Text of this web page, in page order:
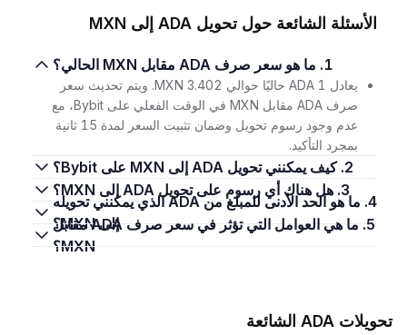
الأسئلة الشائعة حول تحويل ADA إلى MXN
1. ما هو سعر صرف ADA مقابل MXN الحالي؟
يعادل 1 ADA حاليًا حوالي 3.402 MXN. ويتم تحديث سعر
صرف ADA مقابل MXN في الوقت الفعلي على Bybit، مع
عدم وجود رسوم تحويل وضمان تثبيت السعر لمدة 15 ثانية
بمجرد التأكيد.
2. كيف يمكنني تحويل ADA إلى MXN على Bybit؟
3. هل هناك أي رسوم على تحويل ADA إلى MXN؟
4. ما هو الحد الأدنى للمبلغ من ADA الذي يمكنني تحويله
إلى MXN؟ 5. ما هي العوامل التي تؤثر في سعر صرف ADA مقابل
MXN؟
تحويلات ADA الشائعة